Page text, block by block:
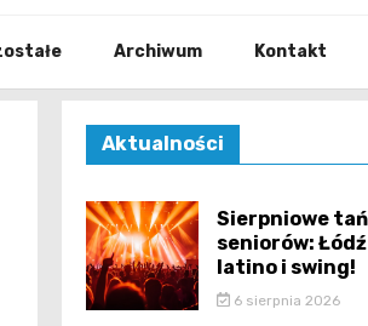
Archiwum Kontakt
Aktualności
Sierpniowe
seniorów:
latino i swing!
6 sierpnia 2026